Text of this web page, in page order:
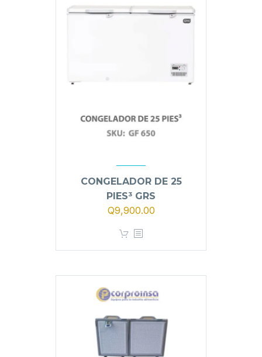
CONGELADOR DE 25
PIES³ GRS
Q9,900.00